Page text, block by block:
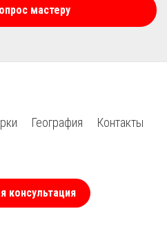
мастеру
География Контакты
консультация